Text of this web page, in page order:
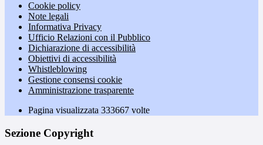
Cookie policy
Note legali
Informativa Privacy
Ufficio Relazioni con il Pubblico
Dichiarazione di accessibilità
Obiettivi di accessibilità
Whistleblowing
Gestione consensi cookie
Amministrazione trasparente
Pagina visualizzata 333667 volte
Sezione Copyright